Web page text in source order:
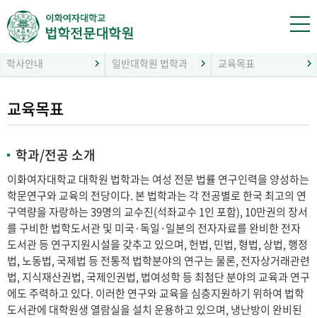
학사안내 일반대학원 법학과 교육목표
교육목표
학과/전공 소개
이화여자대학교 대학원 법학과는 여성 전문 법률 연구인력을 양성하는
학문연구와 교육의 전당이다. 본 법학과는 각 전공별로 한국 최고의 연
구역량을 자랑하는 39명의 교수진(석좌교수 1인 포함), 10만권의 장서
를 구비한 법학도서관 및 미국·독일·일본의 전자자료를 완비한 전자
도서관 등 연구지원시설을 갖추고 있으며, 헌법, 민법, 형법, 상법, 행정
법, 노동법, 국제법 등 전통적 법학분야의 연구는 물론, 전자상거래관련
법, 지식재산권법, 국제인권법, 법여성학 등 최첨단 분야의 교육과 연구
에도 주력하고 있다. 이러한 연구와 교육을 심층지원하기 위하여 법학
도서관에 대학원생 열람실을 설치 운용하고 있으며, 냉난방이 완비된